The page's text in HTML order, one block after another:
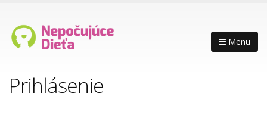
Menu
Prihlásenie